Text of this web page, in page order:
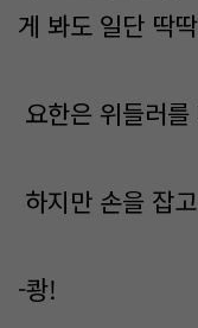
게 봐도 일단 딱
요한은 위들러
하지만 손을 잡
-쾅!